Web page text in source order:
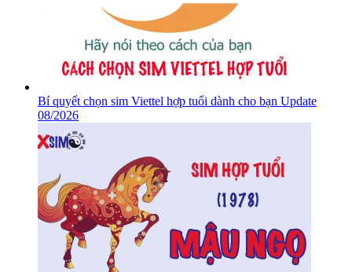
Bí quyết chọn sim Viettel hợp tuổi dành cho bạn Update
08/2026